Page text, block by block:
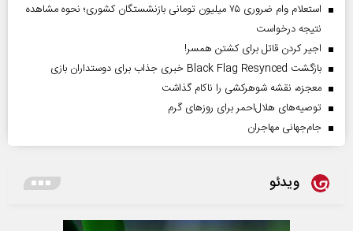
استعلام وام ضروری ۷۵ میلیون تومانی بازنشستگان کشوری؛ نحوه مشاهده
نتیجه درخواست
اجیر کردن قاتل برای کشتن همسر!
بازگشت Black Flag Resynced خبری جذاب برای دوستداران بازی
معجزه، نقشه شوهرکشی را ناکام گذاشت
توصیه‌های هلال‌احمر برای روز‌های گرم
جام‌جهانی مهاجران
ویدئو